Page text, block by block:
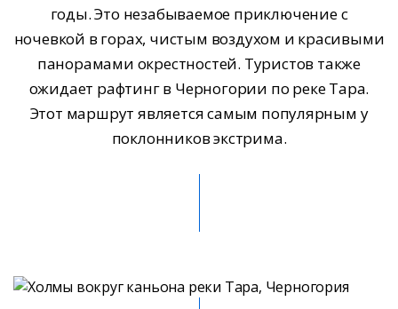
годы. Это незабываемое приключение с
ночевкой в горах, чистым воздухом и красивыми
панорамами окрестностей. Туристов также
ожидает рафтинг в Черногории по реке Тара.
Этот маршрут является самым популярным у
поклонников экстрима.